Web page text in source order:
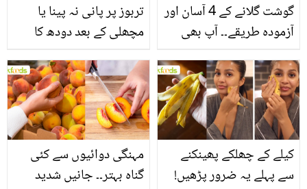
تربوز پر پانی نہ پینا یا
مچھلی کے بعد دودھ کا
سے متعلق غلط فہمیوں کی
حقیقت کیا ہے اور افواہ
کیا؟
گوشت گلانے کے 4 آسان اور
آزمودہ طریقے۔۔ آپ بھی
بتائے راز
مہنگی دوائیوں سے کئی
گناہ بہتر۔۔ جانیں شدید
کیلے کے چھلکے پھینکنے
سے پہلے یہ ضرور پڑھیں!